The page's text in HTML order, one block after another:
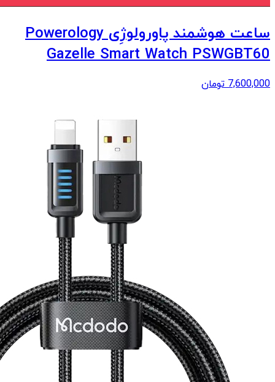
ساعت هوشمند پاورولوژِی Powerology
Gazelle Smart Watch PSWGBT60
7,600,000 تومان